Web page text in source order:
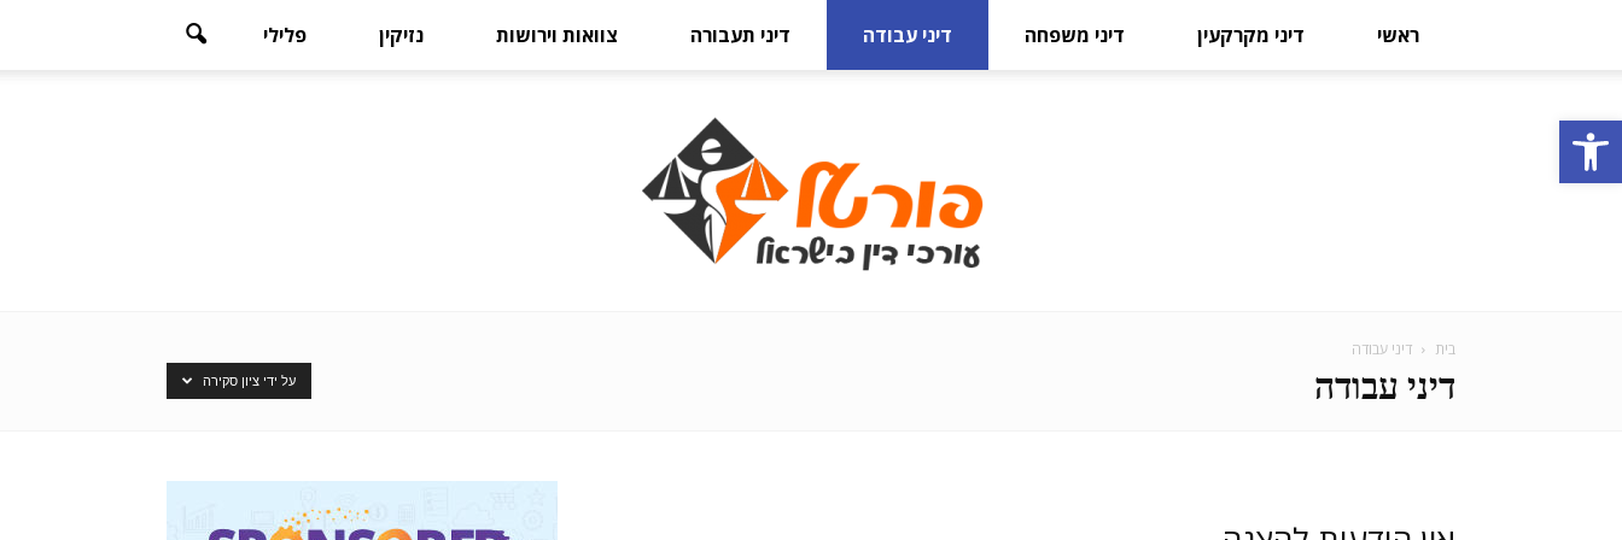
פתח סרגל נגישות
ראשי דיני מקרקעין דיני משפחה דיני עבודה דיני תעבורה צוואות וירושות נזיקין פלילי
בית דיני עבודה
דיני עבודה על ידי ציון סקירה